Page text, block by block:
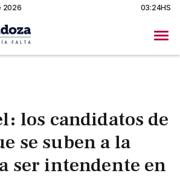
2026 03:24HS
los candidatos de
se suben a la
ser intendente en